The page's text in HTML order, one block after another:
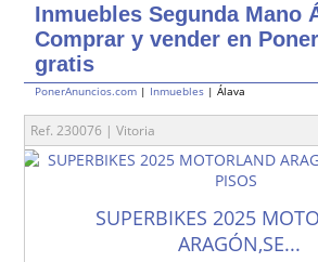
Inmuebles Segunda Mano
Comprar y vender en
gratis
PonerAnuncios.com | Inmuebles | Álava
Ref. 230076 | Vitoria
SUPERBIKES 2025
ARAGÓN,SE...